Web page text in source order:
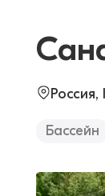
Бассейн